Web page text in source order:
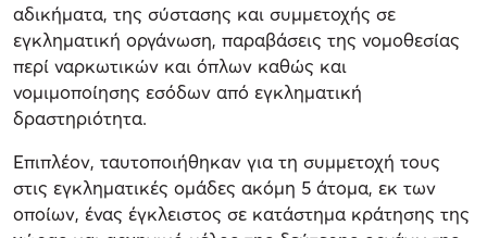
αδικήματα, της σύστασης και συμμετοχής σε
εγκληματική οργάνωση, παραβάσεις της νομοθεσίας
περί ναρκωτικών και όπλων καθώς και
νομιμοποίησης εσόδων από εγκληματική
δραστηριότητα.
Επιπλέον, ταυτοποιήθηκαν για τη συμμετοχή τους
στις εγκληματικές ομάδες ακόμη 5 άτομα, εκ των
οποίων, ένας έγκλειστος σε κατάστημα κράτησης της